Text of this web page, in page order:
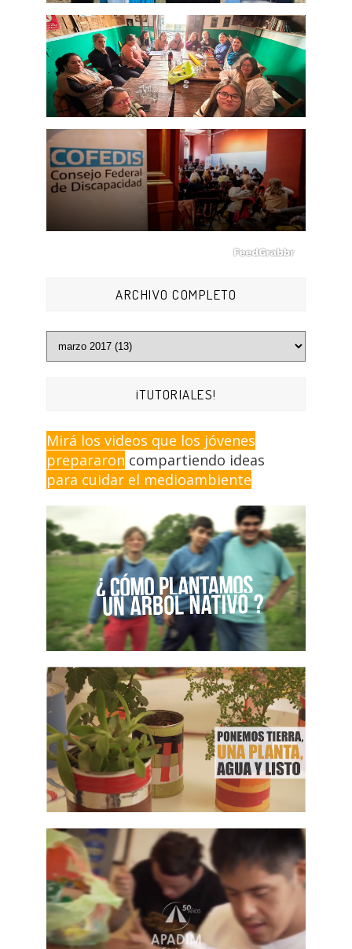
ARCHIVO COMPLETO
¡TUTORIALES!
Mirá los videos que los jóvenes
prepararon compartiendo ideas
para cuidar el medioambiente